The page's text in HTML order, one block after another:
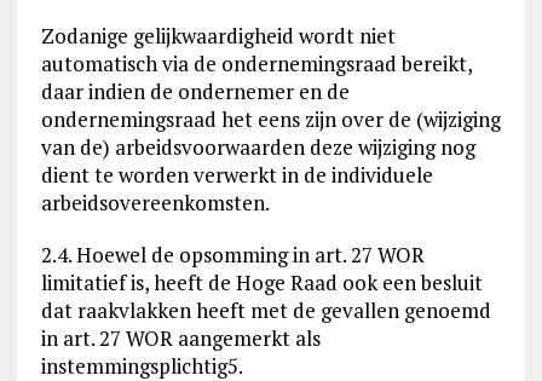
Zodanige gelijkwaardigheid wordt niet
automatisch via de ondernemingsraad bereikt,
daar indien de ondernemer en de
ondernemingsraad het eens zijn over de (wijziging
van de) arbeidsvoorwaarden deze wijziging nog
dient te worden verwerkt in de individuele
arbeidsovereenkomsten.
2.4. Hoewel de opsomming in art. 27 WOR
limitatief is, heeft de Hoge Raad ook een besluit
dat raakvlakken heeft met de gevallen genoemd
in art. 27 WOR aangemerkt als
instemmingsplichtig5.